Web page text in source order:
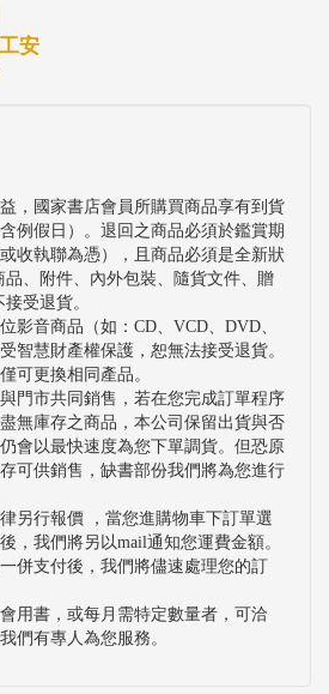
安
，國家書店會員所購買商品享有到貨
例假日）。退回之商品必須於鑑賞期
收執聯為憑），且商品必須是全新狀
品、附件、內外包裝、隨貨文件、贈
受退貨。
影音商品（如：CD、VCD、DVD、
智慧財產權保護，恕無法接受退貨。
可更換相同產品。
門市共同銷售，若在您完成訂單程序
無庫存之商品，本公司保留出貨與否
會以最快速度為您下單調貨。但恐原
可供銷售，缺書部份我們將為您進行
另行報價 ，當您進購物車下訂單選
，我們將另以mail通知您運費金額。
併支付後，我們將儘速處理您的訂
用書，或每月需特定數量者，可洽
我們有專人為您服務。